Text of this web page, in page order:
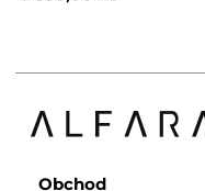
Obchod